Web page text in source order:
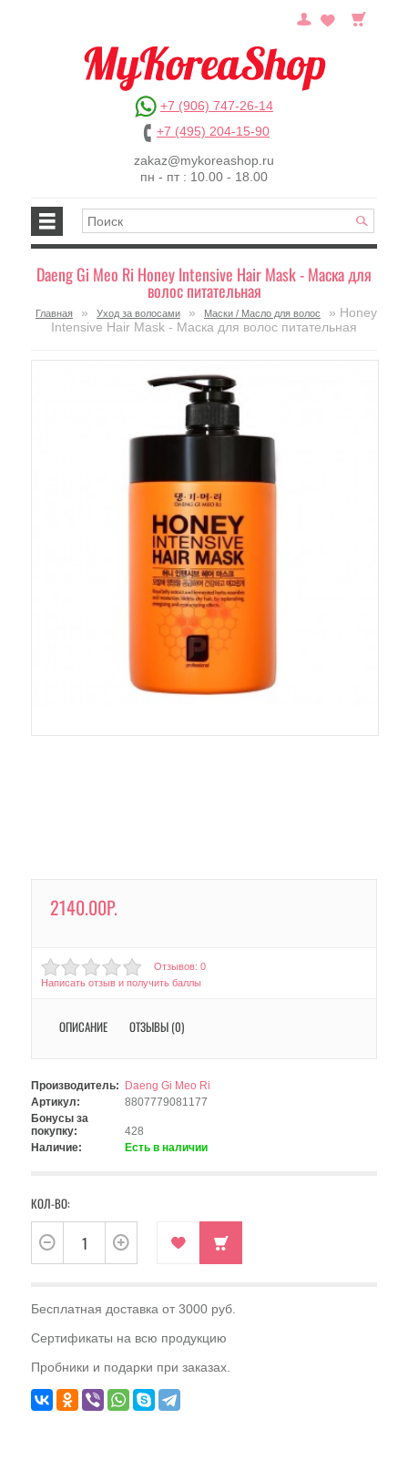
+7 (906) 747-26-14
+7 (495) 204-15-90
zakaz@mykoreashop.ru
пн - пт : 10.00 - 18.00
Daeng Gi Meo Ri Honey Intensive Hair Mask - Маска для
волос питательная
Главная » Уход за волосами » Маски / Масло для волос
» Honey
Intensive Hair Mask - Маска для волос питательная
2140.00Р.
Отзывов: 0
Написать отзыв и получить баллы
ОПИСАНИЕ ОТЗЫВЫ (0)
Производитель:
Daeng Gi Meo Ri
Артикул:
8807779081177
Бонусы за
покупку:
428
Наличие:
Есть в наличии
КОЛ-ВО:
Бесплатная доставка от 3000 руб.
Сертификаты на всю продукцию
Пробники и подарки при заказах.